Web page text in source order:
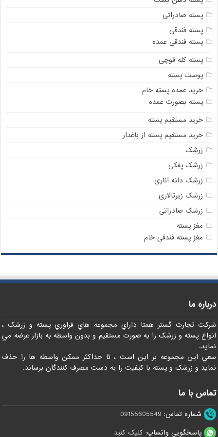
پسته صادراتی
پسته فندقی
پسته فندقی عمده
پسته کله قوچی
پوست پسته
خرید عمده پسته خام
پسته بصورت عمده
خرید مستقیم پسته
خرید مستقیم پسته از باغدار
زرشک
زرشک پفکی
زرشک دانه اناری
زرشک زیرتالاری
زرشک صادراتی
مغز پسته
مغز پسته فندقی خام
درباره ما
شرکت تجارت گستر همتا داراي مجموعه هاي فراوري پسته و زرشک ،
انواع پسته و زرشک را به صورت مستقيم و بدون واسطه به بازار عرضه مي
نمايد.
سعي اين مجموعه بر اين است ، تا حداکثر ممکن واسطه ها را حذف
نمايد و زرشک و پسته با کيفيت را به دست مصرف کنندگان برساند.
تماس با ما
شماره تماس: 09155605549
پاسخگویی واتساپ:کلیک کنید